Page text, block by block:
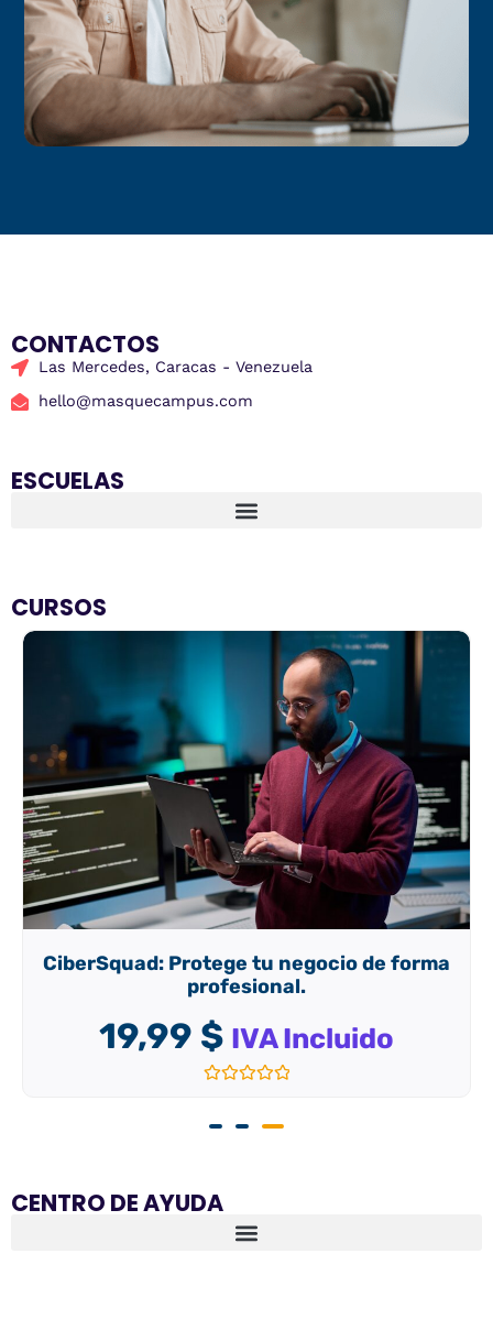
CONTACTOS
Las Mercedes, Caracas - Venezuela
hello@masquecampus.com
ESCUELAS
CURSOS
CiberSquad: Protege tu negocio de forma
profesional.
19,99 $ IVA Incluido
0
CENTRO DE AYUDA